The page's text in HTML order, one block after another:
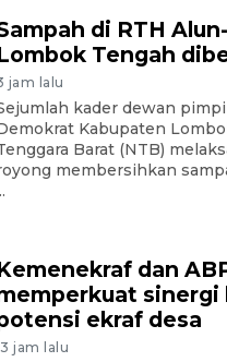
di RTH
Tengah
jam lalu
kader dewan
Kabupaten
Barat (NTB)
membersihkan
dan
sinergi
ekraf desa
jam lalu